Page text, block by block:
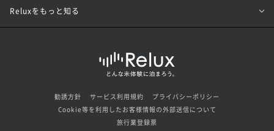
目黒駅 五反田駅
木場駅 東陽町駅
葛西駅 亀戸駅 大島駅 立川駅
Reluxをもっと知る
勧誘方針 サービス利用規約
プライバシーポリシー
Cookie等を利用したお客様情報の外部送信について
旅行業登録票